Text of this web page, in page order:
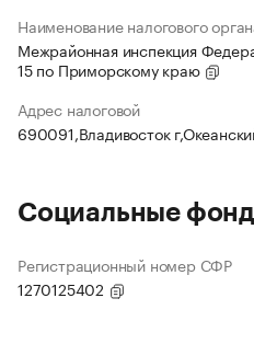
Наименование налогового
Межрайонная инспекция
15 по Приморскому краю
Адрес налоговой
690091,Владивосток
Социальные
Регистрационный номер СФР
1270125402